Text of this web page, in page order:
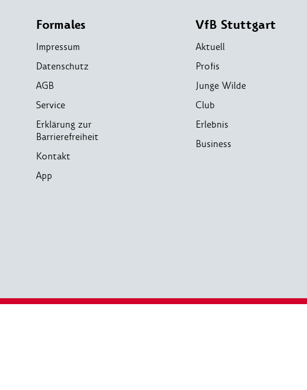
Formales
Impressum
Datenschutz
AGB
Service
Erklärung zur
Barrierefreiheit
Kontakt
App
VfB Stuttgart
Aktuell
Profis
Junge Wilde
Club
Erlebnis
Business